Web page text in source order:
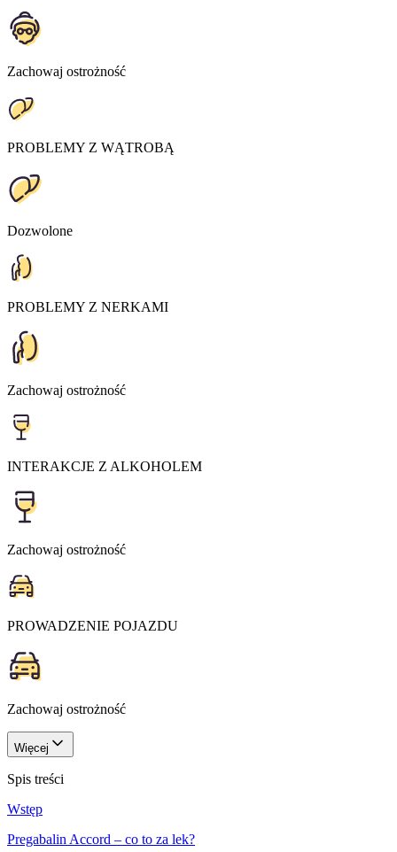
Zachowaj ostrożność
PROBLEMY Z WĄTROBĄ
Dozwolone
PROBLEMY Z NERKAMI
Zachowaj ostrożność
INTERAKCJE Z ALKOHOLEM
Zachowaj ostrożność
PROWADZENIE POJAZDU
Zachowaj ostrożność
Więcej
Spis treści
Wstęp
Pregabalin Accord – co to za lek?